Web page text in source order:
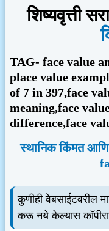
शिष्यवृत्ती
TAG- face value
place value
of 7 in 397,face
meaning,face
difference,face
स्थानिक किंमत
कुणीही वेबसाईटवरील
करू नये केल्यास